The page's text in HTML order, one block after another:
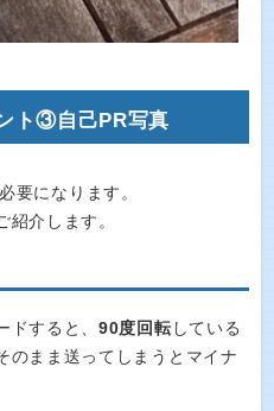
ト③自己PR写真
要になります。
紹介します。
ドすると、90度回転 している
のまま送ってしまうとマイナ